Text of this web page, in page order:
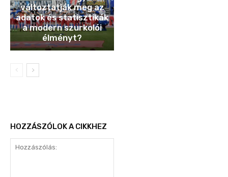
változtatják meg az
adatok és statisztikák
a modern szurkolói
élményt?
HOZZÁSZÓLOK A CIKKHEZ